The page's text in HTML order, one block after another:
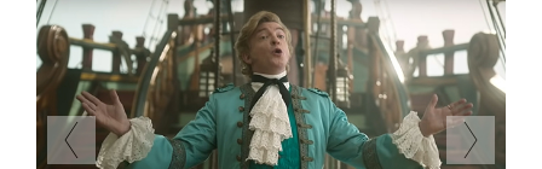
Previous